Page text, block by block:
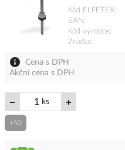
Kód ELFETEX
EAN
Kód výrobce
Značka
Cena s DPH
Akční cena s DPH
ks
+50